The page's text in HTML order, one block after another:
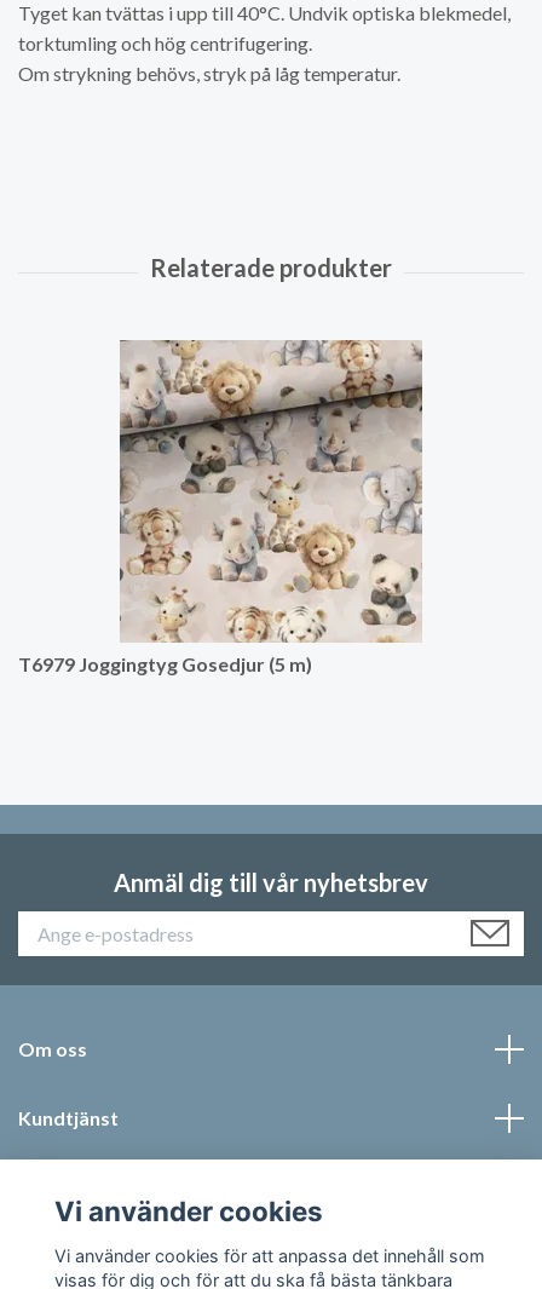
Tyget kan tvättas i upp till 40°C. Undvik optiska blekmedel,
torktumling och hög centrifugering.
Om strykning behövs, stryk på låg temperatur.
T6979 Joggingtyg Gosedjur (5 m)
Anmäl dig till vår nyhetsbrev
Om oss
Kundtjänst
Sociala medier
Vi använder cookies
Vi använder cookies för att anpassa det innehåll som
visas för dig och för att du ska få bästa tänkbara